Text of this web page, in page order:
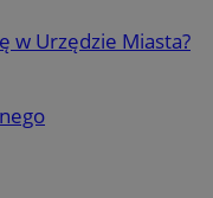
w Urzędzie Miasta?